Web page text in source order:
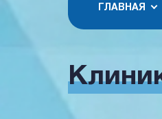
ГЛАВНАЯ